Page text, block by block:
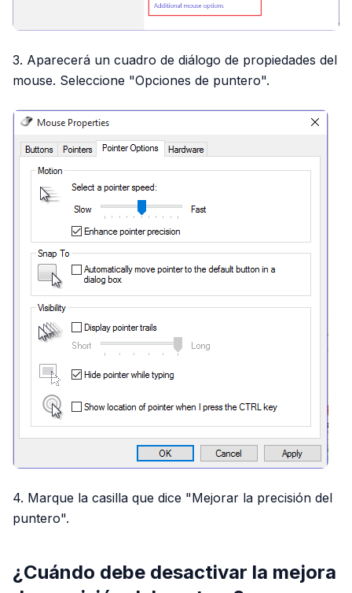
3. Aparecerá un cuadro de diálogo de propiedades del
mouse. Seleccione "Opciones de puntero".
4. Marque la casilla que dice "Mejorar la precisión del
puntero".
¿Cuándo debe desactivar la mejora